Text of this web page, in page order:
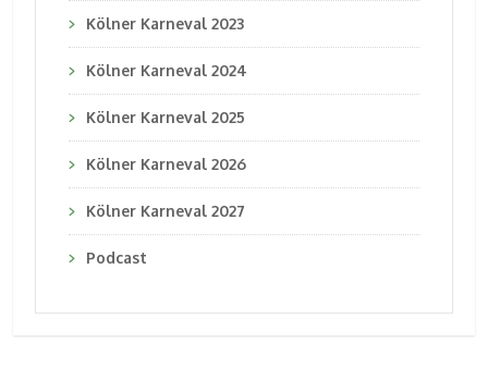
Kölner Karneval 2023
Kölner Karneval 2024
Kölner Karneval 2025
Kölner Karneval 2026
Kölner Karneval 2027
Podcast